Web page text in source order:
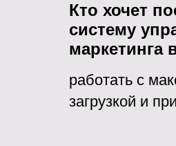
Кто хочет
систему
маркетинга
работать с
загрузкой и